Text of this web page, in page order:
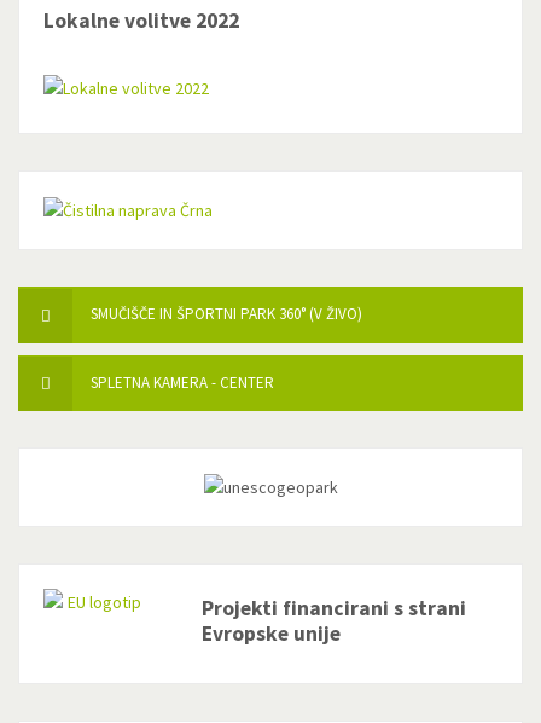
Lokalne volitve 2022
SMUČIŠČE IN ŠPORTNI PARK 360° (V ŽIVO)
SPLETNA KAMERA - CENTER
Projekti financirani s strani
Evropske unije